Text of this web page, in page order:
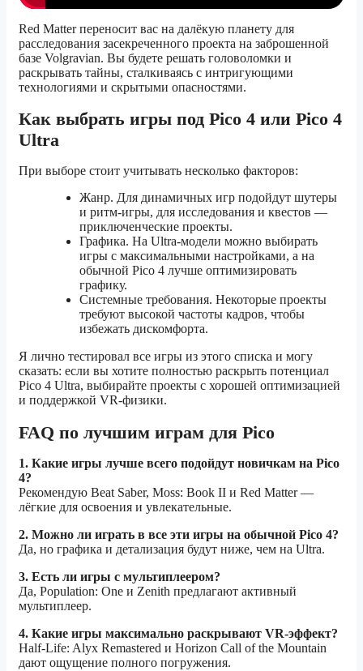
Red Matter переносит вас на далёкую планету для
расследования засекреченного проекта на заброшенной
базе Volgravian. Вы будете решать головоломки и
раскрывать тайны, сталкиваясь с интригующими
технологиями и скрытыми опасностями.
Как выбрать игры под Pico 4 или Pico 4
Ultra
При выборе стоит учитывать несколько факторов:
Жанр. Для динамичных игр подойдут шутеры
и ритм-игры, для исследования и квестов —
приключенческие проекты.
Графика. На Ultra-модели можно выбирать
игры с максимальными настройками, а на
обычной Pico 4 лучше оптимизировать
графику.
Системные требования. Некоторые проекты
требуют высокой частоты кадров, чтобы
избежать дискомфорта.
Я лично тестировал все игры из этого списка и могу
сказать: если вы хотите полностью раскрыть потенциал
Pico 4 Ultra, выбирайте проекты с хорошей оптимизацией
и поддержкой VR-физики.
FAQ по лучшим играм для Pico
1. Какие игры лучше всего подойдут новичкам на Pico
4?
Рекомендую Beat Saber, Moss: Book II и Red Matter —
лёгкие для освоения и увлекательные.
2. Можно ли играть в все эти игры на обычной Pico 4?
Да, но графика и детализация будут ниже, чем на Ultra.
3. Есть ли игры с мультиплеером?
Да, Population: One и Zenith предлагают активный
мультиплеер.
4. Какие игры максимально раскрывают VR-эффект?
Half-Life: Alyx Remastered и Horizon Call of the Mountain
дают ощущение полного погружения.